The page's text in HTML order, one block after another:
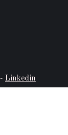
- Linkedin